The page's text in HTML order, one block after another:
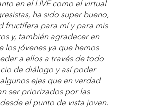
en el LIVE como el virtual
ha sido super bueno,
fructífera para mí y para mis
y, también agradecer en
los jóvenes ya que hemos
a ellos a través de todo
de diálogo y así poder
ejes que en verdad
ser priorizados por las
el punto de vista joven.